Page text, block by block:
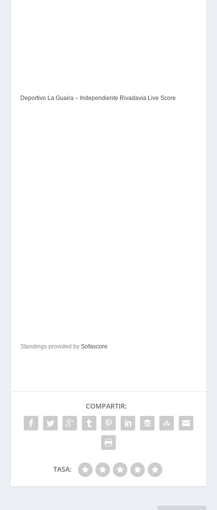
Deportivo La Guaira – Independiente Rivadavia Live Score
Standings provided bySofascore
COMPARTIR:
TASA: